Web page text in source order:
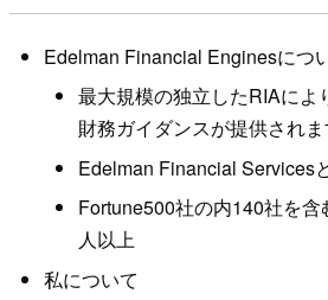
Edelman Financial Enginesにつ
最大規模の独立したRIAによ
財務ガイダンスが提供され
Edelman Financial Services
Fortune500社の内140社を
人以上
私について